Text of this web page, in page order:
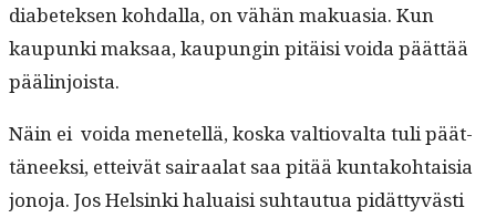
dia­betek­sen kohdal­la, on vähän makua­sia. Kun
kaupun­ki mak­saa, kaupun­gin pitäisi voi­da päät­tää
päälinjoista.
Näin ei voi­da menetel­lä, kos­ka val­tio­val­ta tuli päät­
täneek­si, etteivät sairaalat saa pitää kun­tako­htaisia
jono­ja. Jos Helsin­ki halu­aisi suh­tau­tua pidät­tyvästi